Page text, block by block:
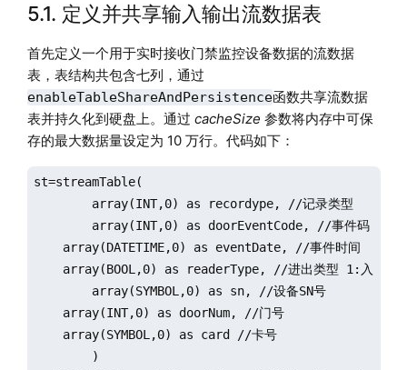
5.1. 定义并共享输入输出流数据表
首先定义一个用于实时接收门禁监控设备数据的流数据
表，表结构共包含七列，通过
enableTableShareAndPersistence函数共享流数据
表并持久化到硬盘上。通过 cacheSize 参数将内存中可保
存的最大数据量设定为 10 万行。代码如下：
st=streamTable(
    array(DATETIME,0) as eventDate, //事件时间
    array(BOOL,0) as readerType, //进出类型 1:入 0:出
    array(INT,0) as doorNum, //门号
    array(SYMBOL,0) as card //卡号